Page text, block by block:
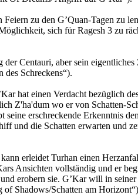
zu den G’Quan-Tagen zu
sich für Ragesh 3 zu
Centauri, aber sein
Schreckens“).
hat einen Verdacht bezüglich
Z'ha'dum wo er von Schatten-
erschreckende Erkenntnis
und die Schatten erwarten und
erleidet Turhan einen
Ansichten vollständig und er
erobern sie. G’Kar will in
of Shadows/Schatten am